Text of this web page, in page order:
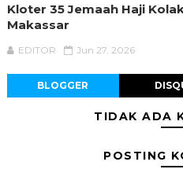
Kloter 35 Jemaah Haji
Makassar
EDITOR Jun 27, 2026
BLOGGER
TIDAK ADA
POSTING